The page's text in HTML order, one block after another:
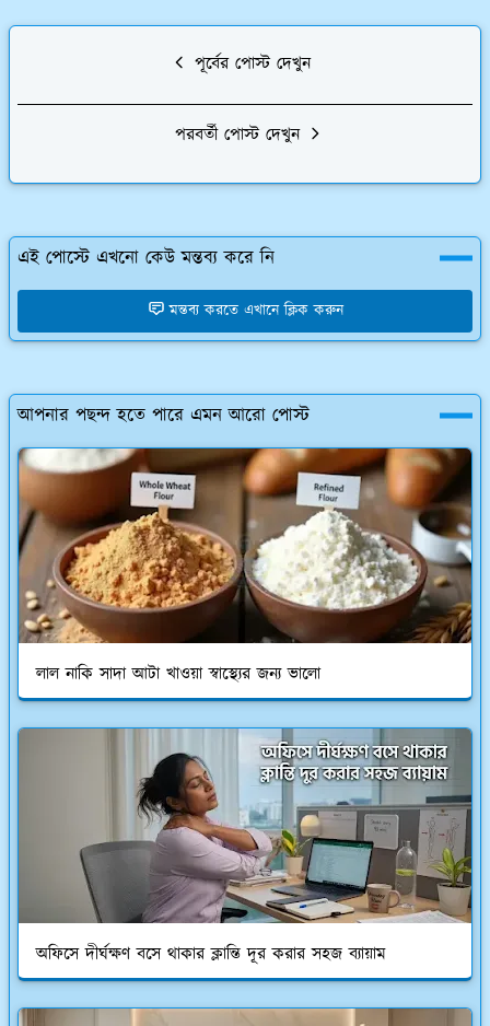
পূর্বের পোস্ট দেখুন
পরবর্তী পোস্ট দেখুন
এই পোস্টে এখনো কেউ মন্তব্য করে নি
মন্তব্য করতে এখানে ক্লিক করুন
আপনার পছন্দ হতে পারে এমন আরো পোস্ট
লাল নাকি সাদা আটা খাওয়া স্বাস্থ্যের জন্য ভালো
অফিসে দীর্ঘক্ষণ বসে থাকার ক্লান্তি দূর করার সহজ ব্যায়াম